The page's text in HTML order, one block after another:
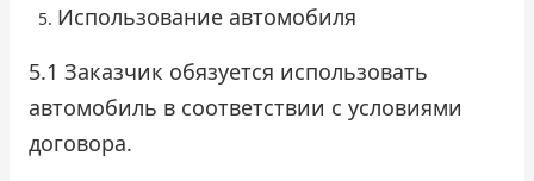
Использование автомобиля
5.1 Заказчик обязуется использовать
автомобиль в соответствии с условиями
договора.